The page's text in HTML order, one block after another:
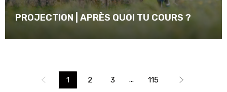
PROJECTION | APRÈS QUOI TU COURS ?
1 2 3 ... 115